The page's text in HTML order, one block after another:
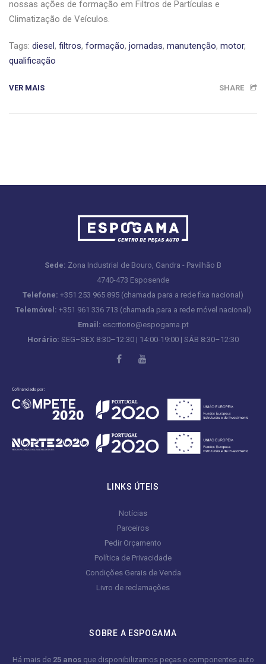
nossas ações de formação em Filtros de Partículas e
Climatização de Veículos.
Tags: diesel, filtros, formação, jornadas, manutenção, motor,
qualificação
VER MAIS SHARE
Sede: Zona Industrial de Bouro, Gandra - Pavilhão B
4740-473 Esposende
Telefone: +351 253 965 895 (chamada para a rede fixa nacional)
Telemóvel: +351 961 336 713 (chamada para a rede móvel nacional)
Email: escritorio@espogama.pt
Horário: SEG–SEX 8:30–12:30 | 14:00-19:00 | SÁB 8:30–12:30
LINKS ÚTEIS
Notícias
Parceiros
Pedir Orçamento
Política de Privacidade
Condições Gerais de Venda
Livro de reclamações
SOBRE A ESPOGAMA
Há mais de 25 anosque disponibilizamos peças e componentes auto